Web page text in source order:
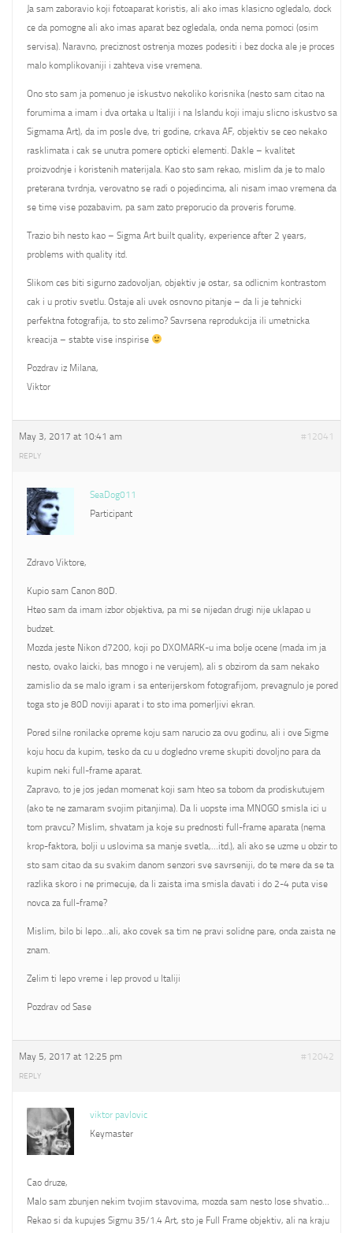
Ja sam zaboravio koji fotoaparat koristis, ali ako imas klasicno ogledalo, dock
ce da pomogne ali ako imas aparat bez ogledala, onda nema pomoci (osim
servisa). Naravno, preciznost ostrenja mozes podesiti i bez docka ale je proces
malo komplikovaniji i zahteva vise vremena.
Ono sto sam ja pomenuo je iskustvo nekoliko korisnika (nesto sam citao na
forumima a imam i dva ortaka u Italiji i na Islandu koji imaju slicno iskustvo sa
Sigmama Art), da im posle dve, tri godine, crkava AF, objektiv se ceo nekako
rasklimata i cak se unutra pomere opticki elementi. Dakle – kvalitet
proizvodnje i koristenih materijala. Kao sto sam rekao, mislim da je to malo
preterana tvrdnja, verovatno se radi o pojedincima, ali nisam imao vremena da
se time vise pozabavim, pa sam zato preporucio da proveris forume.
Trazio bih nesto kao – Sigma Art built quality, experience after 2 years,
problems with quality itd.
Slikom ces biti sigurno zadovoljan, objektiv je ostar, sa odlicnim kontrastom
cak i u protiv svetlu. Ostaje ali uvek osnovno pitanje – da li je tehnicki
perfektna fotografija, to sto zelimo? Savrsena reprodukcija ili umetnicka
kreacija – stabte vise inspirise
Pozdrav iz Milana,
Viktor
May 3, 2017 at 10:41 am #12041
REPLY
SeaDog011
Participant
Zdravo Viktore,
Kupio sam Canon 80D.
Hteo sam da imam izbor objektiva, pa mi se nijedan drugi nije uklapao u
budzet.
Mozda jeste Nikon d7200, koji po DXOMARK-u ima bolje ocene (mada im ja
nesto, ovako laicki, bas mnogo i ne verujem), ali s obzirom da sam nekako
zamislio da se malo igram i sa enterijerskom fotografijom, prevagnulo je pored
toga sto je 80D noviji aparat i to sto ima pomerljivi ekran.
Pored silne ronilacke opreme koju sam narucio za ovu godinu, ali i ove Sigme
koju hocu da kupim, tesko da cu u dogledno vreme skupiti dovoljno para da
kupim neki full-frame aparat.
Zapravo, to je jos jedan momenat koji sam hteo sa tobom da prodiskutujem
(ako te ne zamaram svojim pitanjima). Da li uopste ima MNOGO smisla ici u
tom pravcu? Mislim, shvatam ja koje su prednosti full-frame aparata (nema
krop-faktora, bolji u uslovima sa manje svetla,…itd.), ali ako se uzme u obzir to
sto sam citao da su svakim danom senzori sve savrseniji, do te mere da se ta
razlika skoro i ne primecuje, da li zaista ima smisla davati i do 2-4 puta vise
novca za full-frame?
Mislim, bilo bi lepo…ali, ako covek sa tim ne pravi solidne pare, onda zaista ne
znam.
Zelim ti lepo vreme i lep provod u Italiji
Pozdrav od Sase
May 5, 2017 at 12:25 pm #12042
REPLY
viktor pavlovic
Keymaster
Cao druze,
Malo sam zbunjen nekim tvojim stavovima, mozda sam nesto lose shvatio…
Rekao si da kupujes Sigmu 35/1.4 Art, sto je Full Frame objektiv, ali na kraju